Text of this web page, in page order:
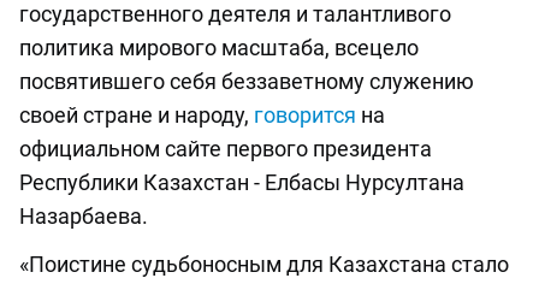
государственного деятеля и талантливого
политика мирового масштаба, всецело
посвятившего себя беззаветному служению
своей стране и народу, говорится на
официальном сайте первого президента
Республики Казахстан - Елбасы Нурсултана
Назарбаева.
«Поистине судьбоносным для Казахстана стало